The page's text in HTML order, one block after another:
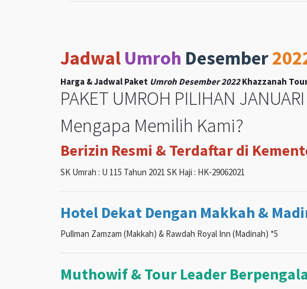
Jadwal Umroh Desember
Harga & Jadwal Paket Umroh Desember 2022Khazzanah
PAKET UMROH PILIHAN
Mengapa Memilih Kami?
Berizin Resmi & Terdaftar di
SK Umrah : U 115 Tahun 2021 SK Haji : HK-29062021
Hotel Dekat Dengan Makkah &
Pullman Zamzam (Makkah) & Rawdah Royal Inn (Madinah) *5
Muthowif & Tour Leader